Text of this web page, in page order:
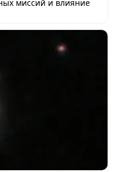
миссий и влияние